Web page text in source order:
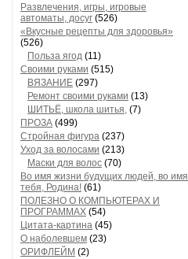
Развлечения, игры, игровые
автоматы, досуг (526)
«Вкусные рецепты для здоровья»
(526)
Польза ягод (11)
Своими руками (515)
ВЯЗАНИЕ (297)
Ремонт своими руками (13)
ШИТЬЁ, школа шитья, (7)
ПРОЗА (499)
Стройная фигура (237)
Уход за волосами (213)
Маски для волос (70)
Во имя жизни будущих людей, во имя
тебя, Родина! (61)
ПОЛЕЗНО О КОМПЬЮТЕРАХ И
ПРОГРАММАХ (54)
Цитата-картина (45)
О наболевшем (23)
ОРИФЛЕЙМ (2)